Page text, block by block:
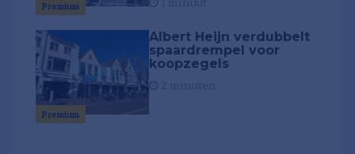
Premium
Premium
Albert Heijn verdubbelt
spaardrempel voor
koopzegels